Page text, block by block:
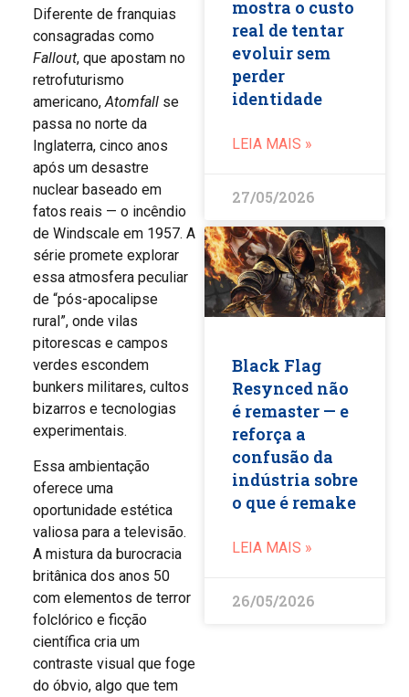
Diferente de franquias
consagradas como
Fallout, que apostam no
retrofuturismo
americano,Atomfall se
passa no norte da
Inglaterra, cinco anos
após um desastre
nuclear baseado em
fatos reais — o incêndio
de Windscale em 1957. A
série promete explorar
essa atmosfera peculiar
de “pós-apocalipse
rural”, onde vilas
pitorescas e campos
verdes escondem
bunkers militares, cultos
bizarros e tecnologias
experimentais.
Essa ambientação
oferece uma
oportunidade estética
valiosa para a televisão.
A mistura da burocracia
britânica dos anos 50
com elementos de terror
folclórico e ficção
científica cria um
contraste visual que foge
do óbvio, algo que tem
mostra o custo
real de tentar
evoluir sem
perder
identidade
LEIA MAIS »
27/05/2026
Black Flag
Resynced não
é remaster — e
reforça a
confusão da
indústria sobre
o que é remake
LEIA MAIS »
26/05/2026